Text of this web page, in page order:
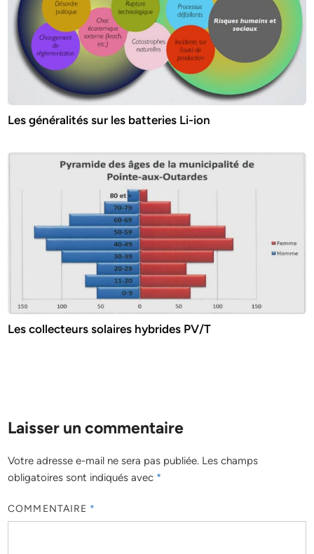
Les généralités sur les batteries Li-ion
Les collecteurs solaires hybrides PV/T
Laisser un commentaire
Votre adresse e-mail ne sera pas publiée. Les champs
obligatoires sont indiqués avec *
COMMENTAIRE *